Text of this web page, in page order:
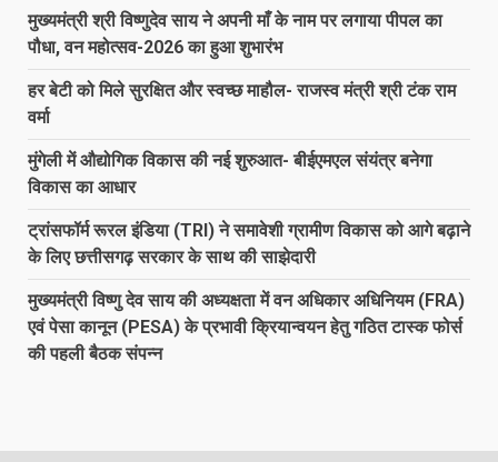
मुख्यमंत्री श्री विष्णुदेव साय ने अपनी माँ के नाम पर लगाया पीपल का
पौधा, वन महोत्सव-2026 का हुआ शुभारंभ
हर बेटी को मिले सुरक्षित और स्वच्छ माहौल- राजस्व मंत्री श्री टंक राम
वर्मा
मुंगेली में औद्योगिक विकास की नई शुरुआत- बीईएमएल संयंत्र बनेगा
विकास का आधार
ट्रांसफॉर्म रूरल इंडिया (TRI) ने समावेशी ग्रामीण विकास को आगे बढ़ाने
के लिए छत्तीसगढ़ सरकार के साथ की साझेदारी
मुख्यमंत्री विष्णु देव साय की अध्यक्षता में वन अधिकार अधिनियम (FRA)
एवं पेसा कानून (PESA) के प्रभावी क्रियान्वयन हेतु गठित टास्क फोर्स
की पहली बैठक संपन्न